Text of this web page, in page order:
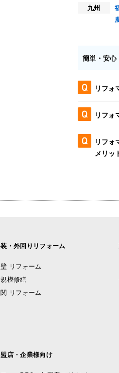
九州
簡単・安心
リフォ
リフォ
リフォ
メリッ
・外回りリフォーム
リフォーム
模修繕
リフォーム
店・企業様向け